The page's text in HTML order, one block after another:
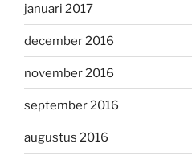
januari 2017
december 2016
november 2016
september 2016
augustus 2016